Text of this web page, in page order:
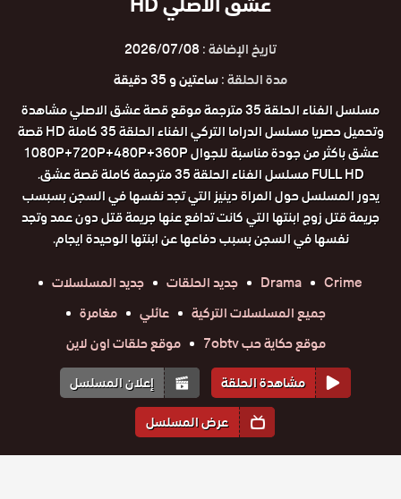
تاريخ الإضافة :2026/07/08
مدة الحلقة :ساعتين و 35 دقيقة
مسلسل الفناء الحلقة 35 مترجمة موقع قصة عشق الاصلي مشاهدة
وتحميل حصريا مسلسل الدراما التركي الفناء الحلقة 35 كاملة HD قصة
عشق باكثر من جودة مناسبة للجوال 1080P+720P+480P+360P
FULL HD مسلسل الفناء الحلقة 35 مترجمة كاملة قصة عشق.
يدور المسلسل حول المراة دينيز التي تجد نفسها في السجن بسبسب
جريمة قتل زوج ابنتها التي كانت تدافع عنها جريمة قتل دون عمد وتجد
نفسها في السجن بسبب دفاعها عن ابنتها الوحيدة ايجام.
Crime
Drama جديد الحلقات
جديد المسلسلات
جميع المسلسلات التركية
عائلي
مغامرة
موقع حكاية حب 7obtv
موقع حلقات اون لاين
مشاهدة الحلقة
إعلان المسلسل
عرض المسلسل